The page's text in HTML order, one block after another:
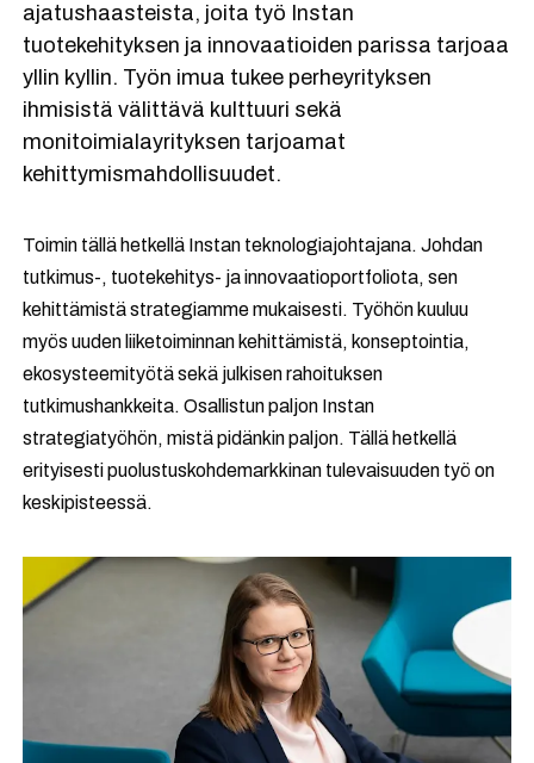
ajatushaasteista, joita työ Instan
tuotekehityksen ja innovaatioiden parissa tarjoaa
yllin kyllin. Työn imua tukee perheyrityksen
ihmisistä välittävä kulttuuri sekä
monitoimialayrityksen tarjoamat
kehittymismahdollisuudet.
Toimin tällä hetkellä Instan teknologiajohtajana. Johdan
tutkimus-, tuotekehitys- ja innovaatioportfoliota, sen
kehittämistä strategiamme mukaisesti. Työhön kuuluu
myös uuden liiketoiminnan kehittämistä, konseptointia,
ekosysteemityötä sekä julkisen rahoituksen
tutkimushankkeita. Osallistun paljon Instan
strategiatyöhön, mistä pidänkin paljon. Tällä hetkellä
erityisesti puolustuskohdemarkkinan tulevaisuuden työ on
keskipisteessä.